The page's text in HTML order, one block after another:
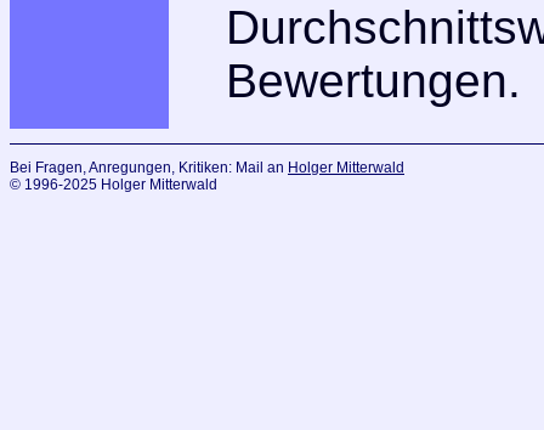
Bewertungen.
Bei Fragen, Anregungen, Kritiken: Mail an Holger Mitterwald
© 1996-2025 Holger Mitterwald